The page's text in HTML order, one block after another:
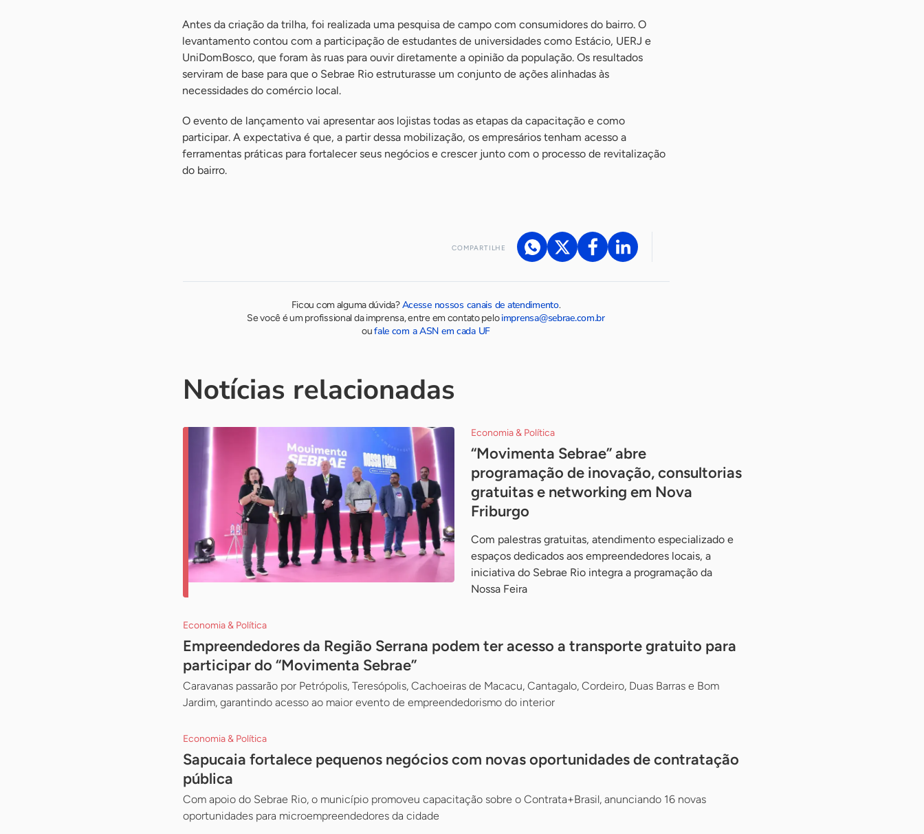
Antes da criação da trilha, foi realizada uma pesquisa de campo com consumidores do bairro. O
levantamento contou com a participação de estudantes de universidades como Estácio, UERJ e
UniDomBosco, que foram às ruas para ouvir diretamente a opinião da população. Os resultados
serviram de base para que o Sebrae Rio estruturasse um conjunto de ações alinhadas às
necessidades do comércio local.
O evento de lançamento vai apresentar aos lojistas todas as etapas da capacitação e como
participar. A expectativa é que, a partir dessa mobilização, os empresários tenham acesso a
ferramentas práticas para fortalecer seus negócios e crescer junto com o processo de revitalização
do bairro.
COMPARTILHE
Ficou com alguma dúvida?Acesse nossos canais de atendimento.
Se você é um profissional da imprensa, entre em contato peloimprensa@sebrae.com.br
oufale com a ASN em cada UF
Notícias relacionadas
Economia & Política
“Movimenta Sebrae” abre
programação de inovação, consultorias
gratuitas e networking em Nova
Friburgo
Com palestras gratuitas, atendimento especializado e
espaços dedicados aos empreendedores locais, a
iniciativa do Sebrae Rio integra a programação da
Nossa Feira
Economia & Política
Empreendedores da Região Serrana podem ter acesso a transporte gratuito para
participar do “Movimenta Sebrae”
Caravanas passarão por Petrópolis, Teresópolis, Cachoeiras de Macacu, Cantagalo, Cordeiro, Duas Barras e Bom
Jardim, garantindo acesso ao maior evento de empreendedorismo do interior
Economia & Política
Sapucaia fortalece pequenos negócios com novas oportunidades de contratação
pública
Com apoio do Sebrae Rio, o município promoveu capacitação sobre o Contrata+Brasil, anunciando 16 novas
oportunidades para microempreendedores da cidade